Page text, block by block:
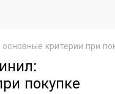
критерии при
покупке